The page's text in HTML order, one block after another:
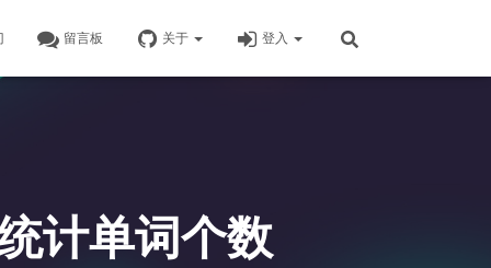
留言板 关于 登入
计单词个数